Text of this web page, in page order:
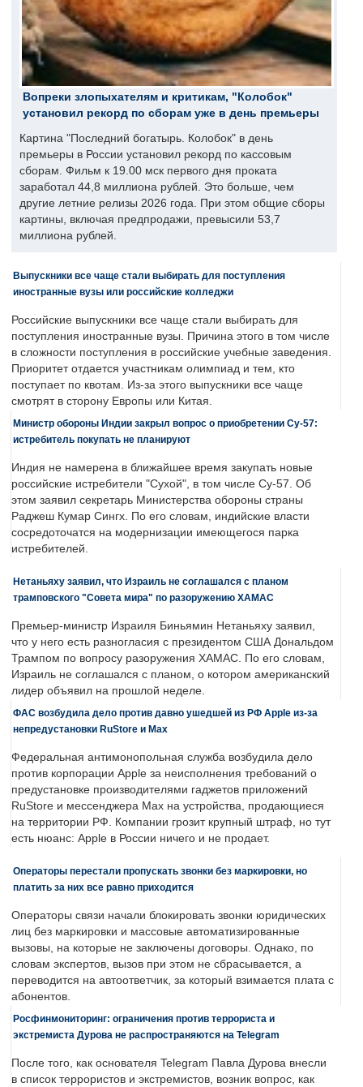
Вопреки злопыхателям и критикам, "Колобок"
установил рекорд по сборам уже в день премьеры
Картина "Последний богатырь. Колобок" в день
премьеры в России установил рекорд по кассовым
сборам. Фильм к 19.00 мск первого дня проката
заработал 44,8 миллиона рублей. Это больше, чем
другие летние релизы 2026 года. При этом общие сборы
картины, включая предпродажи, превысили 53,7
миллиона рублей.
Выпускники все чаще стали выбирать для поступления
иностранные вузы или российские колледжи
Российские выпускники все чаще стали выбирать для
поступления иностранные вузы. Причина этого в том числе
в сложности поступления в российские учебные заведения.
Приоритет отдается участникам олимпиад и тем, кто
поступает по квотам. Из-за этого выпускники все чаще
смотрят в сторону Европы или Китая.
Министр обороны Индии закрыл вопрос о приобретении Су-57:
истребитель покупать не планируют
Индия не намерена в ближайшее время закупать новые
российские истребители "Сухой", в том числе Су-57. Об
этом заявил секретарь Министерства обороны страны
Раджеш Кумар Сингх. По его словам, индийские власти
сосредоточатся на модернизации имеющегося парка
истребителей.
Нетаньяху заявил, что Израиль не соглашался с планом
трамповского "Совета мира" по разоружению ХАМАС
Премьер-министр Израиля Биньямин Нетаньяху заявил,
что у него есть разногласия с президентом США Дональдом
Трампом по вопросу разоружения ХАМАС. По его словам,
Израиль не соглашался с планом, о котором американский
лидер объявил на прошлой неделе.
ФАС возбудила дело против давно ушедшей из РФ Apple из-за
непредустановки RuStore и Max
Федеральная антимонопольная служба возбудила дело
против корпорации Apple за неисполнения требований о
предустановке производителями гаджетов приложений
RuStore и мессенджера Max на устройства, продающиеся
на территории РФ. Компании грозит крупный штраф, но тут
есть нюанс: Apple в России ничего и не продает.
Операторы перестали пропускать звонки без маркировки, но
платить за них все равно приходится
Операторы связи начали блокировать звонки юридических
лиц без маркировки и массовые автоматизированные
вызовы, на которые не заключены договоры. Однако, по
словам экспертов, вызов при этом не сбрасывается, а
переводится на автоответчик, за который взимается плата с
абонентов.
Росфинмониторинг: ограничения против террориста и
экстремиста Дурова не распространяются на Telegram
После того, как основателя Telegram Павла Дурова внесли
в список террористов и экстремистов, возник вопрос, как